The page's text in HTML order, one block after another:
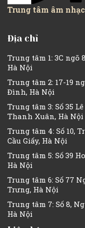
Trung tâm âm
Địa chỉ
Trung tâm 1: 3C ngõ
Hà Nội
Trung tâm 2: 17-19
Đình, Hà Nội
Trung tâm 3: Số 35
Thanh Xuân, Hà Nội
Trung tâm 4: Số 10,
Cầu Giấy, Hà Nội
Trung tâm 5: Số 39
Hà Nội
Trung tâm 6: Số 77
Trưng, Hà Nội
Trung tâm 7: Số 8,
Hà Nội